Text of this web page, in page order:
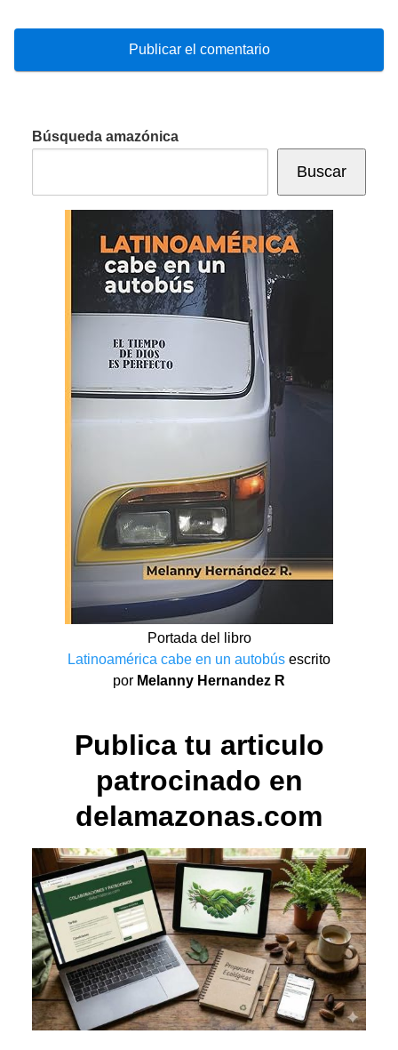
Búsqueda amazónica
Buscar
Portada del libro
Latinoamérica cabe en un autobús escrito
por Melanny Hernandez R
Publica tu articulo
patrocinado en
delamazonas.com